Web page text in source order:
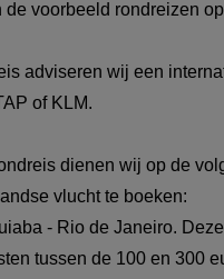
de voorbeeld rondreizen
adviseren wij een
of KLM.
dienen wij op de
vlucht te boeken:
- Rio de Janeiro.
tussen de 100 en 300